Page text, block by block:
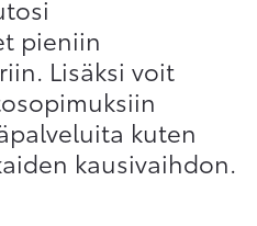
pieniin
Lisäksi voit
kuten
kausivaihdon.